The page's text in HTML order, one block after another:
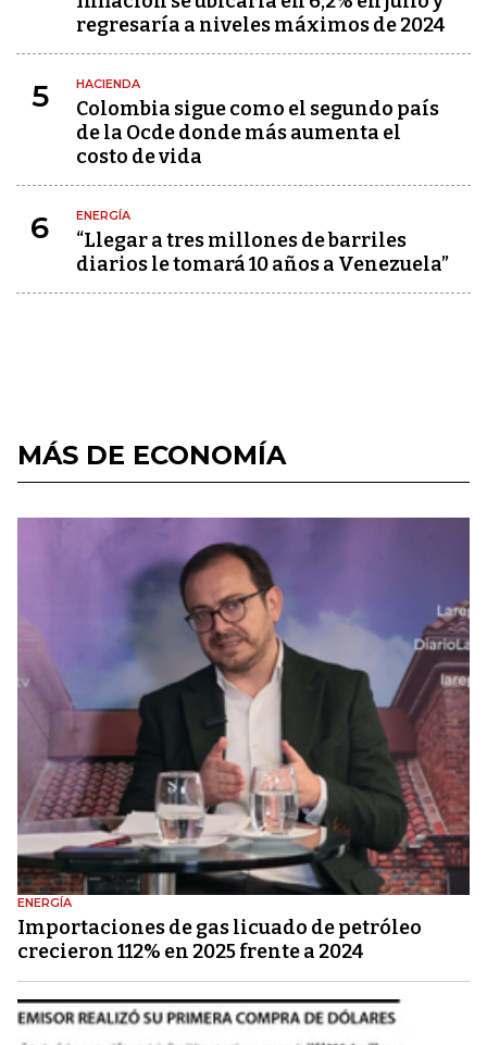
regresaría a niveles máximos de 2024
5 HACIENDA
Colombia sigue como el segundo país
de la Ocde donde más aumenta el
costo de vida
6 ENERGÍA
“Llegar a tres millones de barriles
diarios le tomará 10 años a Venezuela”
MÁS DE ECONOMÍA
ENERGÍA
Importaciones de gas licuado de petróleo
crecieron 112% en 2025 frente a 2024